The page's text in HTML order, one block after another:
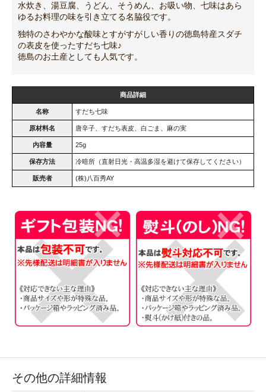
水炊き、湯豆腐、うどん、そうめん、お吸い物、七味はあら
ゆるお料理の味を引き立てる名脇役です。
独特のさわやかな酸味とすがすがしい香りの徳島特産スダチ
の表皮を使ったすだち七味♪
徳島のお土産としても人気です。
商品詳細
名称 すだち七味
原材料名 唐辛子、すだち表皮、白ごま、麻の実
内容量 25g
保存方法 冷暗所（直射日光・高温多湿を避けて保存してください）
販売者 (株)八百秀AY
その他の詳細情報